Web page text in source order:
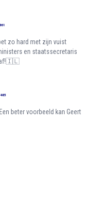
zo hard met zijn vuist
en staatssecretaris
af!🇮🇱
beter voorbeeld kan Geert